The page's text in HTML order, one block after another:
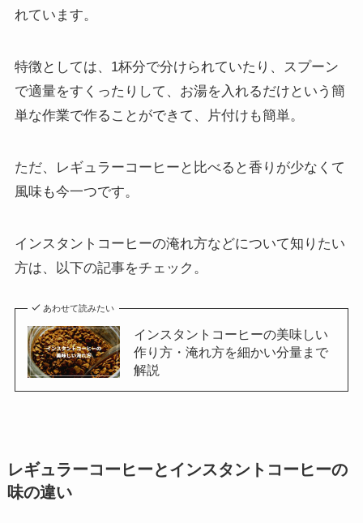
れています。
特徴としては、1杯分で分けられていたり、スプーン
で適量をすくったりして、お湯を入れるだけという簡
単な作業で作ることができて、片付けも簡単。
ただ、レギュラーコーヒーと比べると香りが少なくて
風味も今一つです。
インスタントコーヒーの淹れ方などについて知りたい
方は、以下の記事をチェック。
あわせて読みたい
インスタントコーヒーの美味しい
作り方・淹れ方を細かい分量まで
解説
レギュラーコーヒーとインスタントコーヒーの
味の違い